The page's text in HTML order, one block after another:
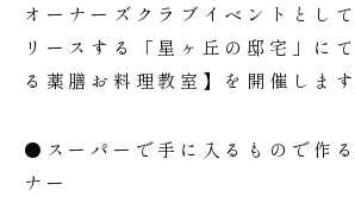
オーナーズクラブイベントとし
リースする「星ヶ丘の邸宅」に
る薬膳お料理教室】を開催します
●スーパーで手に入るもので作
ナー